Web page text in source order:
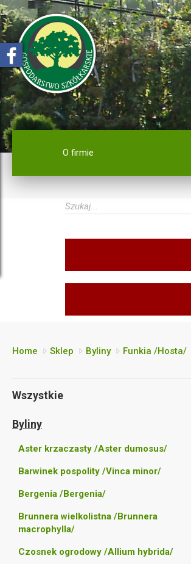
O firmie
Home Sklep Byliny Funkia /Hosta/
Wszystkie
Byliny
Aster krzaczasty /Aster dumosus/
Barwinek pospolity /Vinca minor/
Bergenia /Bergenia/
Brunnera wielkolistna /Brunnera
macrophylla/
Czosnek ogrodowy /Allium hybrida/